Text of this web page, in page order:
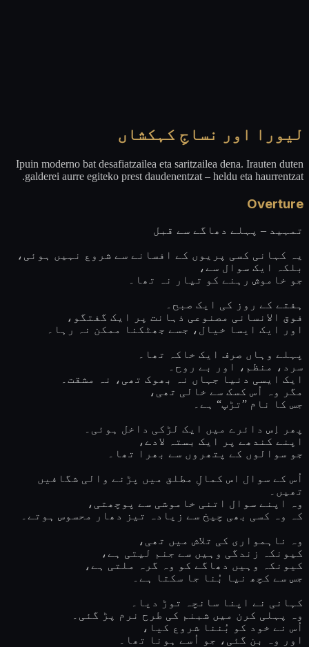
لیورا اور نساجِ کہکشاں
Ipuin moderno bat desafiatzailea eta saritzailea dena. Irauten duten
galderei aurre egiteko prest daudenentzat – heldu eta haurrentzat.
Overture
تمہید – پہلے دھاگے سے قبل
یہ کہانی کسی پریوں کے افسانے سے شروع نہیں ہوئی،
بلکہ ایک سوال سے،
جو خاموش رہنے کو تیار نہ تھا۔
ہفتے کے روز کی ایک صبح۔
فوق الانسانی مصنوعی ذہانت پر ایک گفتگو،
اور ایک ایسا خیال، جسے جھٹکنا ممکن نہ رہا۔
پہلے وہاں صرف ایک خاکہ تھا۔
سرد، منظم، اور بے روح۔
ایک ایسی دنیا جہاں نہ بھوک تھی، نہ مشقت۔
مگر وہ اُس کسک سے خالی تھی،
جس کا نام ”تڑپ“ ہے۔
پھر اِس دائرے میں ایک لڑکی داخل ہوئی۔
اپنے کندھے پر ایک بستہ لادے،
جو سوالوں کے پتھروں سے بھرا تھا۔
اُس کے سوال اس کمالِ مطلق میں پڑنے والی شگافیں
تھیں۔
وہ اپنے سوال اتنی خاموشی سے پوچھتی،
کہ وہ کسی بھی چیخ سے زیادہ تیز دھار محسوس ہوتے۔
وہ ناہمواری کی تلاش میں تھی،
کیونکہ زندگی وہیں سے جنم لیتی ہے،
کیونکہ وہیں دھاگے کو وہ گرہ ملتی ہے،
جس سے کچھ نیا بُنا جا سکتا ہے۔
کہانی نے اپنا سانچہ توڑ دیا۔
وہ پہلی کرن میں شبنم کی طرح نرم پڑ گئی۔
اُس نے خود کو بُننا شروع کیا،
اور وہ بن گئی، جو اُسے ہونا تھا۔